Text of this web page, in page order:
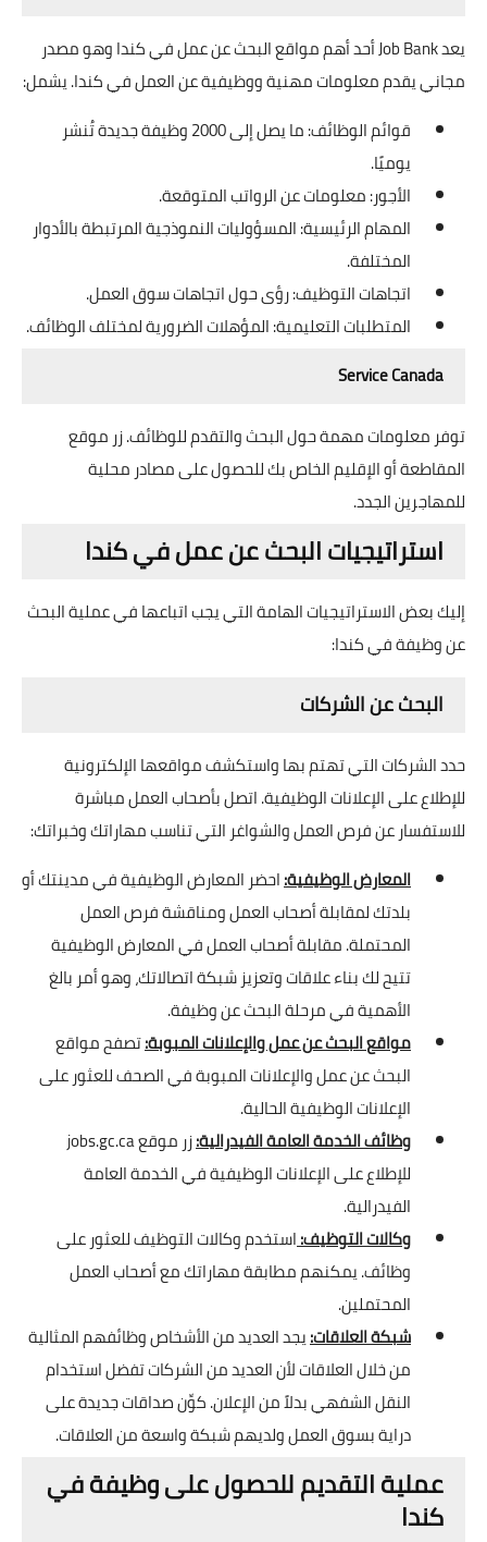
يعد Job Bank أحد أهم مواقع البحث عن عمل في كندا وهو مصدر
مجاني يقدم معلومات مهنية ووظيفية عن العمل في كندا. يشمل:
قوائم الوظائف: ما يصل إلى 2000 وظيفة جديدة تُنشر
يوميًا.
الأجور: معلومات عن الرواتب المتوقعة.
المهام الرئيسية: المسؤوليات النموذجية المرتبطة بالأدوار
المختلفة.
اتجاهات التوظيف: رؤى حول اتجاهات سوق العمل.
المتطلبات التعليمية: المؤهلات الضرورية لمختلف الوظائف.
Service Canada
توفر معلومات مهمة حول البحث والتقدم للوظائف. زر موقع
المقاطعة أو الإقليم الخاص بك للحصول على مصادر محلية
للمهاجرين الجدد.
استراتيجيات البحث عن عمل في كندا
إليك بعض الاستراتيجيات الهامة التي يجب اتباعها في عملية البحث
عن وظيفة في كندا:
البحث عن الشركات
حدد الشركات التي تهتم بها واستكشف مواقعها الإلكترونية
للإطلاع على الإعلانات الوظيفية. اتصل بأصحاب العمل مباشرة
للاستفسار عن فرص العمل والشواغر التي تناسب مهاراتك وخبراتك:
المعارض الوظيفية:احضر المعارض الوظيفية في مدينتك أو
بلدتك لمقابلة أصحاب العمل ومناقشة فرص العمل
المحتملة. مقابلة أصحاب العمل في المعارض الوظيفية
تتيح لك بناء علاقات وتعزيز شبكة اتصالاتك، وهو أمر بالغ
الأهمية في مرحلة البحث عن وظيفة.
مواقع البحث عن عمل والإعلانات المبوبة:تصفح مواقع
البحث عن عمل والإعلانات المبوبة في الصحف للعثور على
الإعلانات الوظيفية الحالية.
وظائف الخدمة العامة الفيدرالية:
زر موقع jobs.gc.ca
للإطلاع على الإعلانات الوظيفية في الخدمة العامة
الفيدرالية.
وكالات التوظيف:استخدم وكالات التوظيف للعثور على
وظائف. يمكنهم مطابقة مهاراتك مع أصحاب العمل
المحتملين.
شبكة العلاقات:يجد العديد من الأشخاص وظائفهم المثالية
من خلال العلاقات لأن العديد من الشركات تفضل استخدام
النقل الشفهي بدلاً من الإعلان. كوِّن صداقات جديدة على
دراية بسوق العمل ولديهم شبكة واسعة من العلاقات.
عملية التقديم للحصول على وظيفة في
كندا